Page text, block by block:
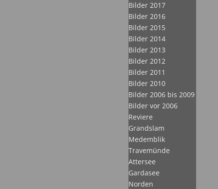
Bilder 2017
Bilder 2016
Bilder 2015
Bilder 2014
Bilder 2013
Bilder 2012
Bilder 2011
Bilder 2010
Bilder 2006 bis 2009
Bilder vor 2006
Reviere
Grandslam
Medemblik
Travemünde
Attersee
Gardasee
Norden